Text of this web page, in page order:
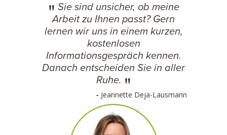
Sie sind unsicher, ob meine
Arbeit zu Ihnen passt? Gern
lernen wir uns in einem kurzen,
kostenlosen
Informationsgespräch kennen.
Danach entscheiden Sie in aller
Ruhe.
Jeannette Deja-Lausmann